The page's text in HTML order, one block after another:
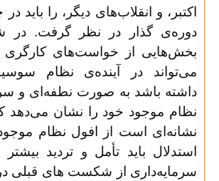
اکتبر، و انقلاب‌های دیگر، را باید
دوره‌ی گذار در نظر گرفت. در
بخش‌هایی از خواست‌های کارگری
می‌تواند در آینده‌ی نظام
داشته باشد به صورت نطفه‌ای و
نظام موجود خود را نشان می‌دهد
نشانه‌ای است از افول نظام
استدلال باید تأمل و تردید
سرمایه‌داری از شکست های قبلی